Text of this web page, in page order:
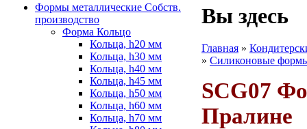
Формы металлические Собств.
производство
Форма Кольцо
Кольца, h20 мм
Кольца, h30 мм
Кольца, h40 мм
Кольца, h45 мм
Кольца, h50 мм
Кольца, h60 мм
Кольца, h70 мм
Вы здесь
Главная »
» Силиконовые
SCG07
Пралине